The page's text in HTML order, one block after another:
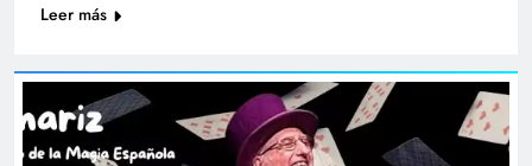
Leer más